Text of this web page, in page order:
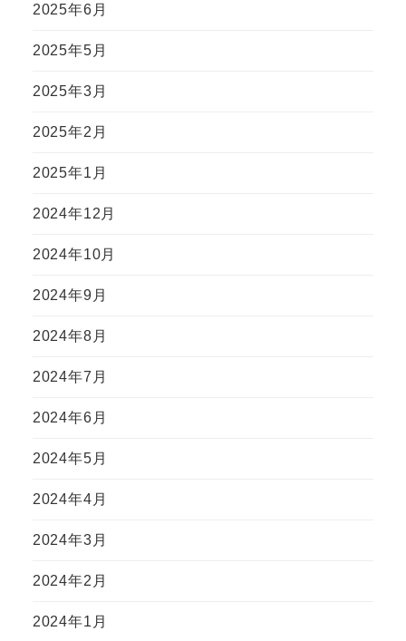
2025年6月
2025年5月
2025年3月
2025年2月
2025年1月
2024年12月
2024年10月
2024年9月
2024年8月
2024年7月
2024年6月
2024年5月
2024年4月
2024年3月
2024年2月
2024年1月